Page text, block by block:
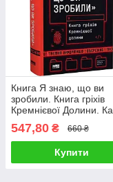
Книга Я знаю, що ви
зробили. Книга гріхів
Кремнієвої Долини.
Свішер
547,80 ₴ 660 ₴
Купити